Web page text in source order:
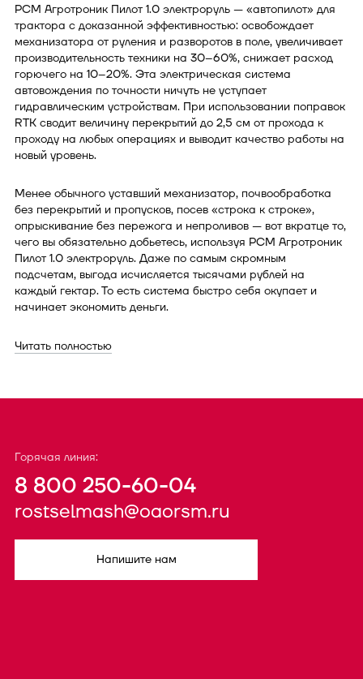
РСМ Агротроник Пилот 1.0 электроруль — «автопилот» для
трактора с доказанной эффективностью: освобождает
механизатора от руления и разворотов в поле, увеличивает
производительность техники на 30–60%, снижает расход
горючего на 10–20%. Эта электрическая система
автовождения по точности ничуть не уступает
гидравлическим устройствам. При использовании поправок
RTK сводит величину перекрытий до 2,5 см от прохода к
проходу на любых операциях и выводит качество работы на
новый уровень.
Менее обычного уставший механизатор, почвообработка
без перекрытий и пропусков, посев «строка к строке»,
опрыскивание без пережога и непроливов — вот вкратце то,
чего вы обязательно добьетесь, используя РСМ Агротроник
Пилот 1.0 электроруль. Даже по самым скромным
подсчетам, выгода исчисляется тысячами рублей на
каждый гектар. То есть система быстро себя окупает и
начинает экономить деньги.
Читать полностью
Горячая линия:
8 800 250-60-04
rostselmash@oaorsm.ru
Напишите нам